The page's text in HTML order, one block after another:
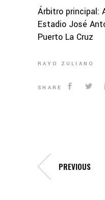
Árbitro principal:
Estadio José
Puerto La Cruz
RAYO ZULIANO
SHARE
PREVIOUS